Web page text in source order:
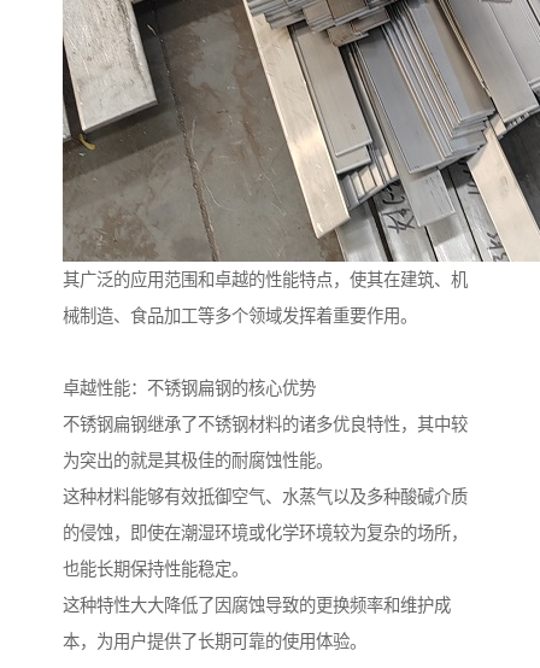
其广泛的应用范围和卓越的性能特点，使其在建筑、机
械制造、食品加工等多个领域发挥着重要作用。
卓越性能：不锈钢扁钢的核心优势
不锈钢扁钢继承了不锈钢材料的诸多优良特性，其中较
为突出的就是其极佳的耐腐蚀性能。
这种材料能够有效抵御空气、水蒸气以及多种酸碱介质
的侵蚀，即使在潮湿环境或化学环境较为复杂的场所，
也能长期保持性能稳定。
这种特性大大降低了因腐蚀导致的更换频率和维护成
本，为用户提供了长期可靠的使用体验。